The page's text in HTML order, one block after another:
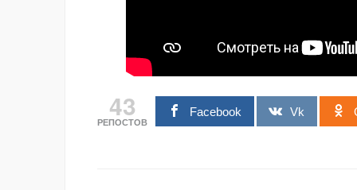
43
РЕПОСТОВ
Facebook Vk